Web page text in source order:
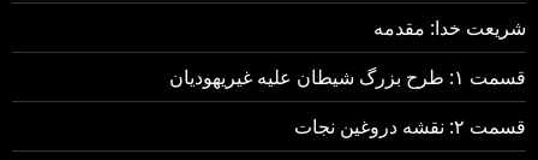
شریعت خدا: مقدمه
قسمت ۱: طرح بزرگ شیطان علیه غیریهودیان
قسمت ۲: نقشه دروغین نجات